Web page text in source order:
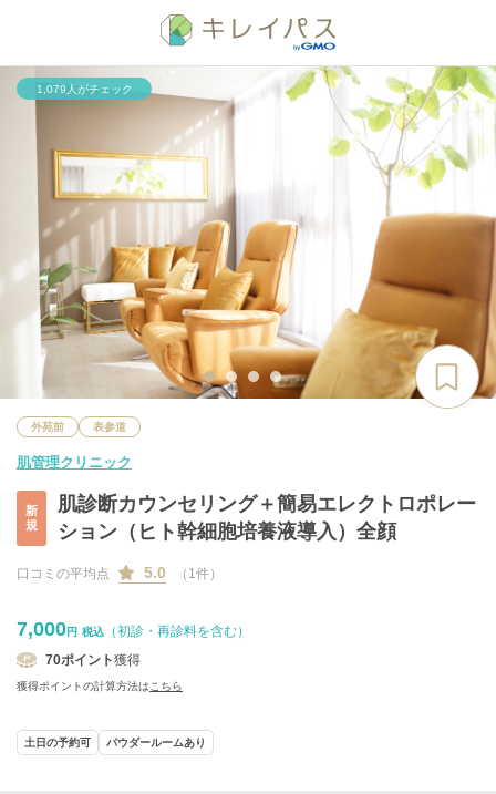
1,079人がチェック
外苑前 表参道
肌管理クリニック
新
規
肌診断カウンセリング＋簡易エレクトロポレー
ション（ヒト幹細胞培養液導入）全顔
口コミの平均点 5.0 （1件）
7,000円 税込
（初診・再診料を含む）
70ポイント獲得
獲得ポイントの計算方法はこちら
土日の予約可 パウダールームあり